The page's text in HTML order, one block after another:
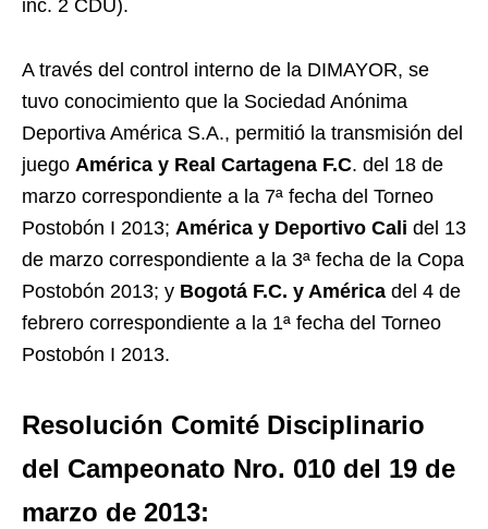
inc. 2 CDU).
A través del control interno de la DIMAYOR, se
tuvo conocimiento que la Sociedad Anónima
Deportiva América S.A., permitió la transmisión del
juego América y Real Cartagena F.C. del 18 de
marzo correspondiente a la 7ª fecha del Torneo
Postobón I 2013; América y Deportivo Cali del 13
de marzo correspondiente a la 3ª fecha de la Copa
Postobón 2013; y Bogotá F.C. y América del 4 de
febrero correspondiente a la 1ª fecha del Torneo
Postobón I 2013.
Resolución Comité Disciplinario
del Campeonato Nro. 010 del 19 de
marzo de 2013: